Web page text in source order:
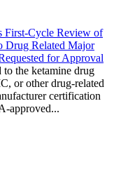
First-Cycle Review of
Drug Related Major
for Approval
the ketamine drug
or other drug-related
certification
approved...